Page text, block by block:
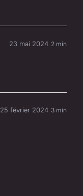
23 mai 2024 2 min
25 février 2024 3 min